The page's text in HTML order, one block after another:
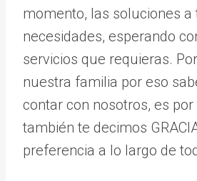
momento, las soluciones a
necesidades, esperando
servicios que requieras.
nuestra familia por eso
contar con nosotros, es
también te decimos
preferencia a lo largo de